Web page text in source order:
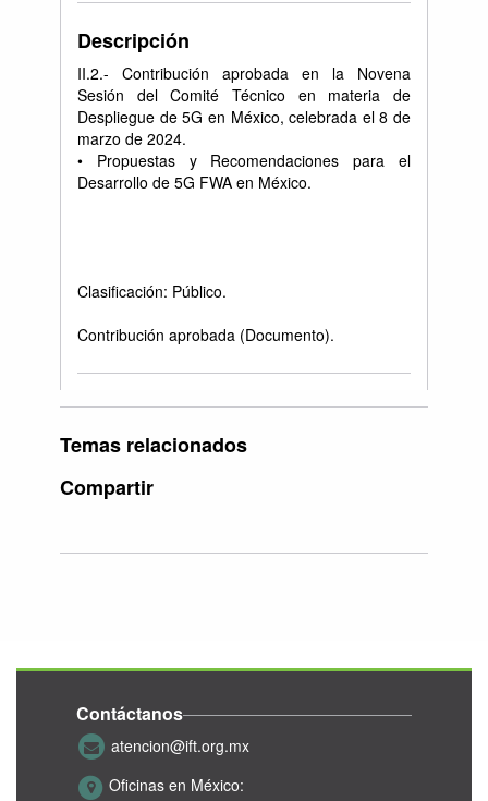
Descripción
II.2.- Contribución aprobada en la Novena
Sesión del Comité Técnico en materia de
Despliegue de 5G en México, celebrada el 8 de
marzo de 2024.
• Propuestas y Recomendaciones para el
Desarrollo de 5G FWA en México.
Clasificación: Público.
Contribución aprobada (Documento).
Temas relacionados
Compartir
Contáctanos
atencion@ift.org.mx
Oficinas en México: